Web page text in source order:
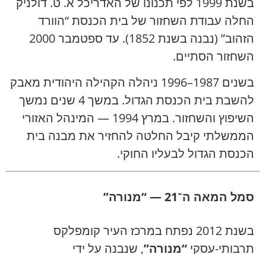
החלה עבודת השחזור של בית הכנסת “הוורד
הזהוב” (נבנה בשנת 1852). עד ספטמבר 2000
השחזור הסתיים.
בשנים 1987–1996 ניהלה הקהילה היהודית מאבק
להשבת בית הכנסת הגדול. במשך 4 שנים נמשך
השיפוץ והשחזור. במרץ 1994 — המינהל האזורי
הממשלתי קיבל החלטה להחזיר את מבנה בית
הכנסת הגדול לבעליו החוקי.
סמל המאה ה־21 — “מנורה”
בשנת 2012 נפתח במרכז העיר קומפלקס
תרבותי-עסקי “מנורה”, שנבנה על ידי